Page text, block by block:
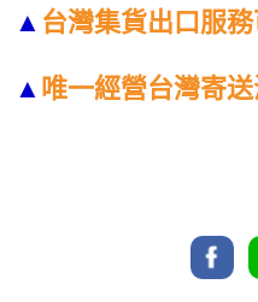
▲台灣集貨出口服
▲唯一經營台灣寄